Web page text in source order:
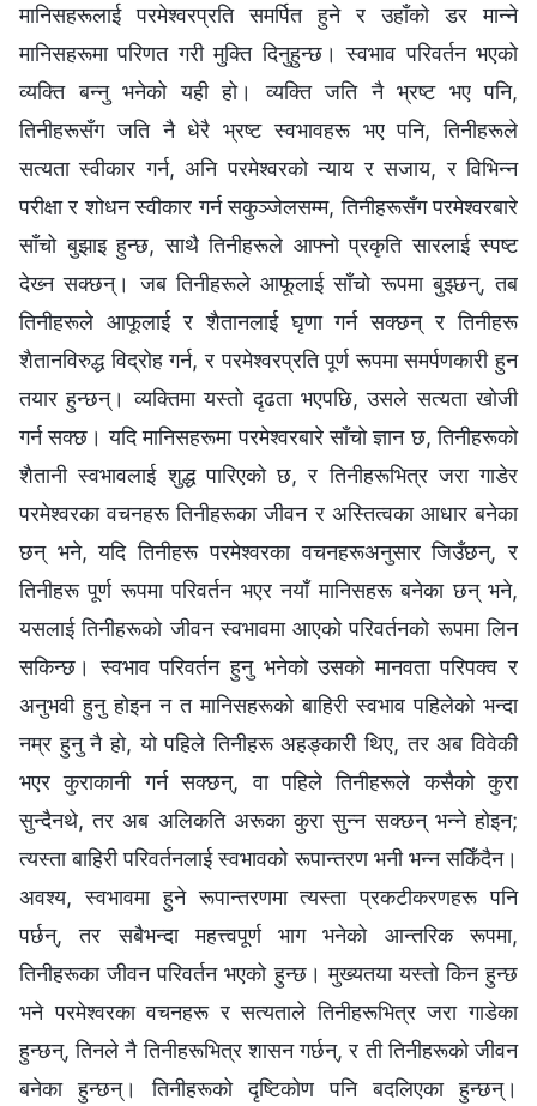
मानिसहरूलाई परमेश्‍वरप्रति समर्पित हुने र उहाँको डर मान्‍ने
मानिसहरूमा परिणत गरी मुक्ति दिनुहुन्छ। स्वभाव परिवर्तन भएको
व्यक्ति बन्‍नु भनेको यही हो। व्यक्ति जति नै भ्रष्ट भए पनि,
तिनीहरूसँग जति नै धेरै भ्रष्ट स्वभावहरू भए पनि, तिनीहरूले
सत्यता स्वीकार गर्न, अनि परमेश्‍वरको न्याय र सजाय, र विभिन्‍न
परीक्षा र शोधन स्वीकार गर्न सकुञ्जेलसम्म, तिनीहरूसँग परमेश्‍वरबारे
साँचो बुझाइ हुन्छ, साथै तिनीहरूले आफ्‍नो प्रकृति सारलाई स्पष्ट
देख्‍न सक्छन्। जब तिनीहरूले आफूलाई साँचो रूपमा बुझ्छन्, तब
तिनीहरूले आफूलाई र शैतानलाई घृणा गर्न सक्छन् र तिनीहरू
शैतानविरुद्ध विद्रोह गर्न, र परमेश्‍वरप्रति पूर्ण रूपमा समर्पणकारी हुन
तयार हुन्छन्। व्यक्तिमा यस्तो दृढता भएपछि, उसले सत्यता खोजी
गर्न सक्छ। यदि मानिसहरूमा परमेश्‍वरबारे साँचो ज्ञान छ, तिनीहरूको
शैतानी स्वभावलाई शुद्ध पारिएको छ, र तिनीहरूभित्र जरा गाडेर
परमेश्‍वरका वचनहरू तिनीहरूका जीवन र अस्तित्वका आधार बनेका
छन् भने, यदि तिनीहरू परमेश्‍वरका वचनहरूअनुसार जिउँछन्, र
तिनीहरू पूर्ण रूपमा परिवर्तन भएर नयाँ मानिसहरू बनेका छन् भने,
यसलाई तिनीहरूको जीवन स्वभावमा आएको परिवर्तनको रूपमा लिन
सकिन्छ। स्वभाव परिवर्तन हुनु भनेको उसको मानवता परिपक्‍व र
अनुभवी हुनु होइन न त मानिसहरूको बाहिरी स्वभाव पहिलेको भन्दा
नम्र हुनु नै हो, यो पहिले तिनीहरू अहङ्कारी थिए, तर अब विवेकी
भएर कुराकानी गर्न सक्छन्, वा पहिले तिनीहरूले कसैको कुरा
सुन्दैनथे, तर अब अलिकति अरूका कुरा सुन्‍न सक्छन् भन्‍ने होइन;
त्यस्ता बाहिरी परिवर्तनलाई स्वभावको रूपान्तरण भनी भन्‍न सकिँदैन।
अवश्य, स्वभावमा हुने रूपान्तरणमा त्यस्ता प्रकटीकरणहरू पनि
पर्छन्, तर सबैभन्दा महत्त्वपूर्ण भाग भनेको आन्तरिक रूपमा,
तिनीहरूका जीवन परिवर्तन भएको हुन्छ। मुख्यतया यस्तो किन हुन्छ
भने परमेश्‍वरका वचनहरू र सत्यताले तिनीहरूभित्र जरा गाडेका
हुन्छन्, तिनले नै तिनीहरूभित्र शासन गर्छन्, र ती तिनीहरूको जीवन
बनेका हुन्छन्। तिनीहरूको दृष्टिकोण पनि बदलिएका हुन्छन्।